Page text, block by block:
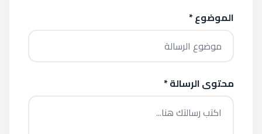
الموضوع *
محتوى الرسالة *